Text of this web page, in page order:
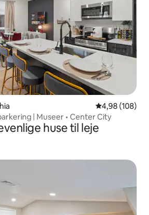
4,98 ud af 5 i
4,98 (108)
| Museer • Center City
huse til leje